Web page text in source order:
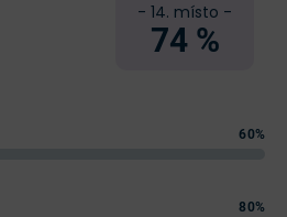
- 14. místo -
74 %
60%
80%